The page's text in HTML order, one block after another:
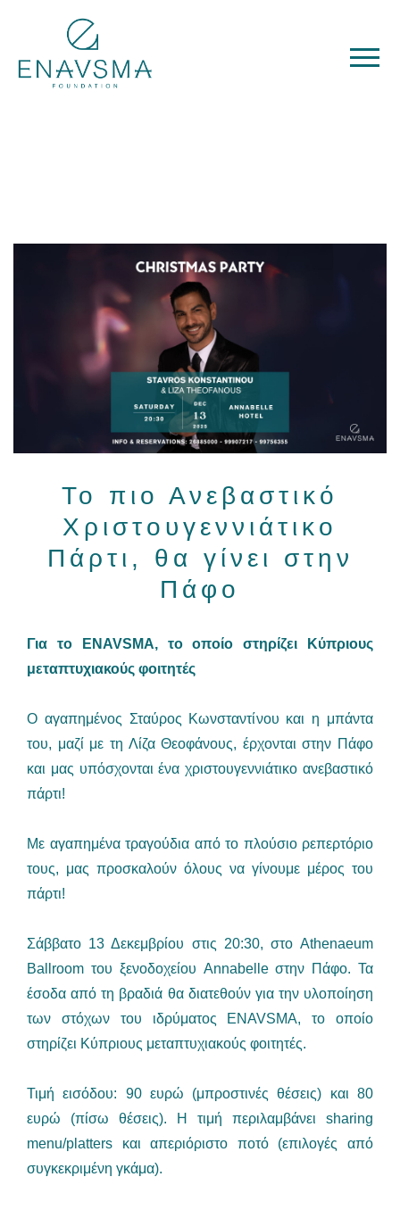
Το πιο Ανεβαστικό
Χριστουγεννιάτικο
Πάρτι, θα γίνει στην
Πάφο
Για το ENAVSMA, το οποίο στηρίζει Κύπριους
μεταπτυχιακούς φοιτητές
Ο αγαπημένος Σταύρος Κωνσταντίνου και η μπάντα
του, μαζί με τη Λίζα Θεοφάνους, έρχονται στην Πάφο
και μας υπόσχονται ένα χριστουγεννιάτικο ανεβαστικό
πάρτι!
Με αγαπημένα τραγούδια από το πλούσιο ρεπερτόριο
τους, μας προσκαλούν όλους να γίνουμε μέρος του
πάρτι!
Σάββατο 13 Δεκεμβρίου στις 20:30, στο Athenaeum
Ballroom του ξενοδοχείου Annabelle στην Πάφο. Τα
έσοδα από τη βραδιά θα διατεθούν για την υλοποίηση
των στόχων του ιδρύματος ENAVSMA, το οποίο
στηρίζει Κύπριους μεταπτυχιακούς φοιτητές.
Τιμή εισόδου: 90 ευρώ (μπροστινές θέσεις) και 80
ευρώ (πίσω θέσεις). Η τιμή περιλαμβάνει sharing
menu/platters και απεριόριστο ποτό (επιλογές από
συγκεκριμένη γκάμα).